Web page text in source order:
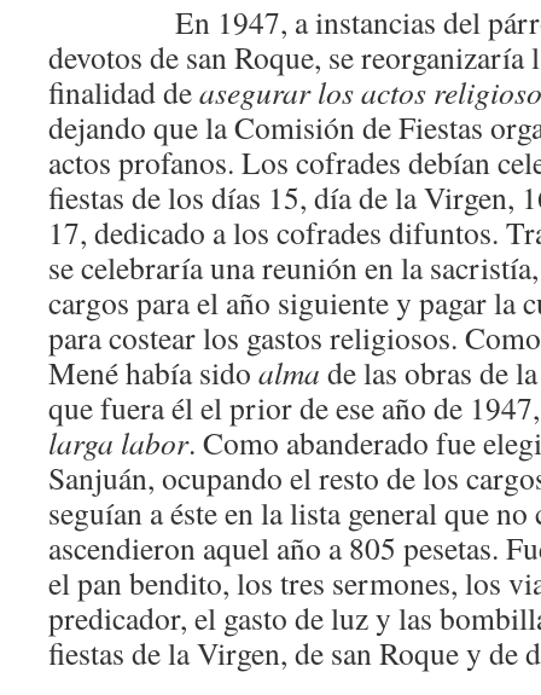
En 1947, a instancias del
devotos de san Roque, se
finalidad deasegurar los actos
dejando que la Comisión de Fiestas
actos profanos. Los cofrades debían
fiestas de los días 15, día de la Virgen,
17, dedicado a los cofrades difuntos.
se celebraría una reunión en la
cargos para el año siguiente y pagar la
para costear los gastos religiosos.
Mené había sido alma de las obras de
que fuera él el prior de ese año de
larga labor. Como abanderado fue
Sanjuán, ocupando el resto de los
seguían a éste en la lista general que
ascendieron aquel año a 805 pesetas.
el pan bendito, los tres sermones, los
predicador, el gasto de luz y las
fiestas de la Virgen, de san Roque y de